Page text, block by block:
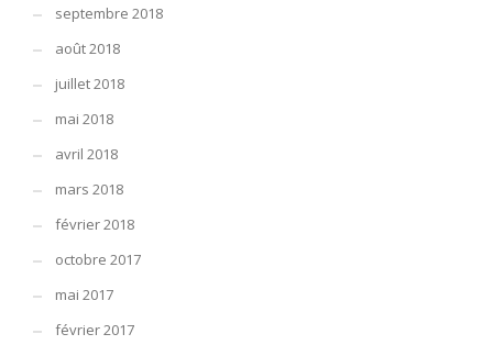
septembre 2018
août 2018
juillet 2018
mai 2018
avril 2018
mars 2018
février 2018
octobre 2017
mai 2017
février 2017